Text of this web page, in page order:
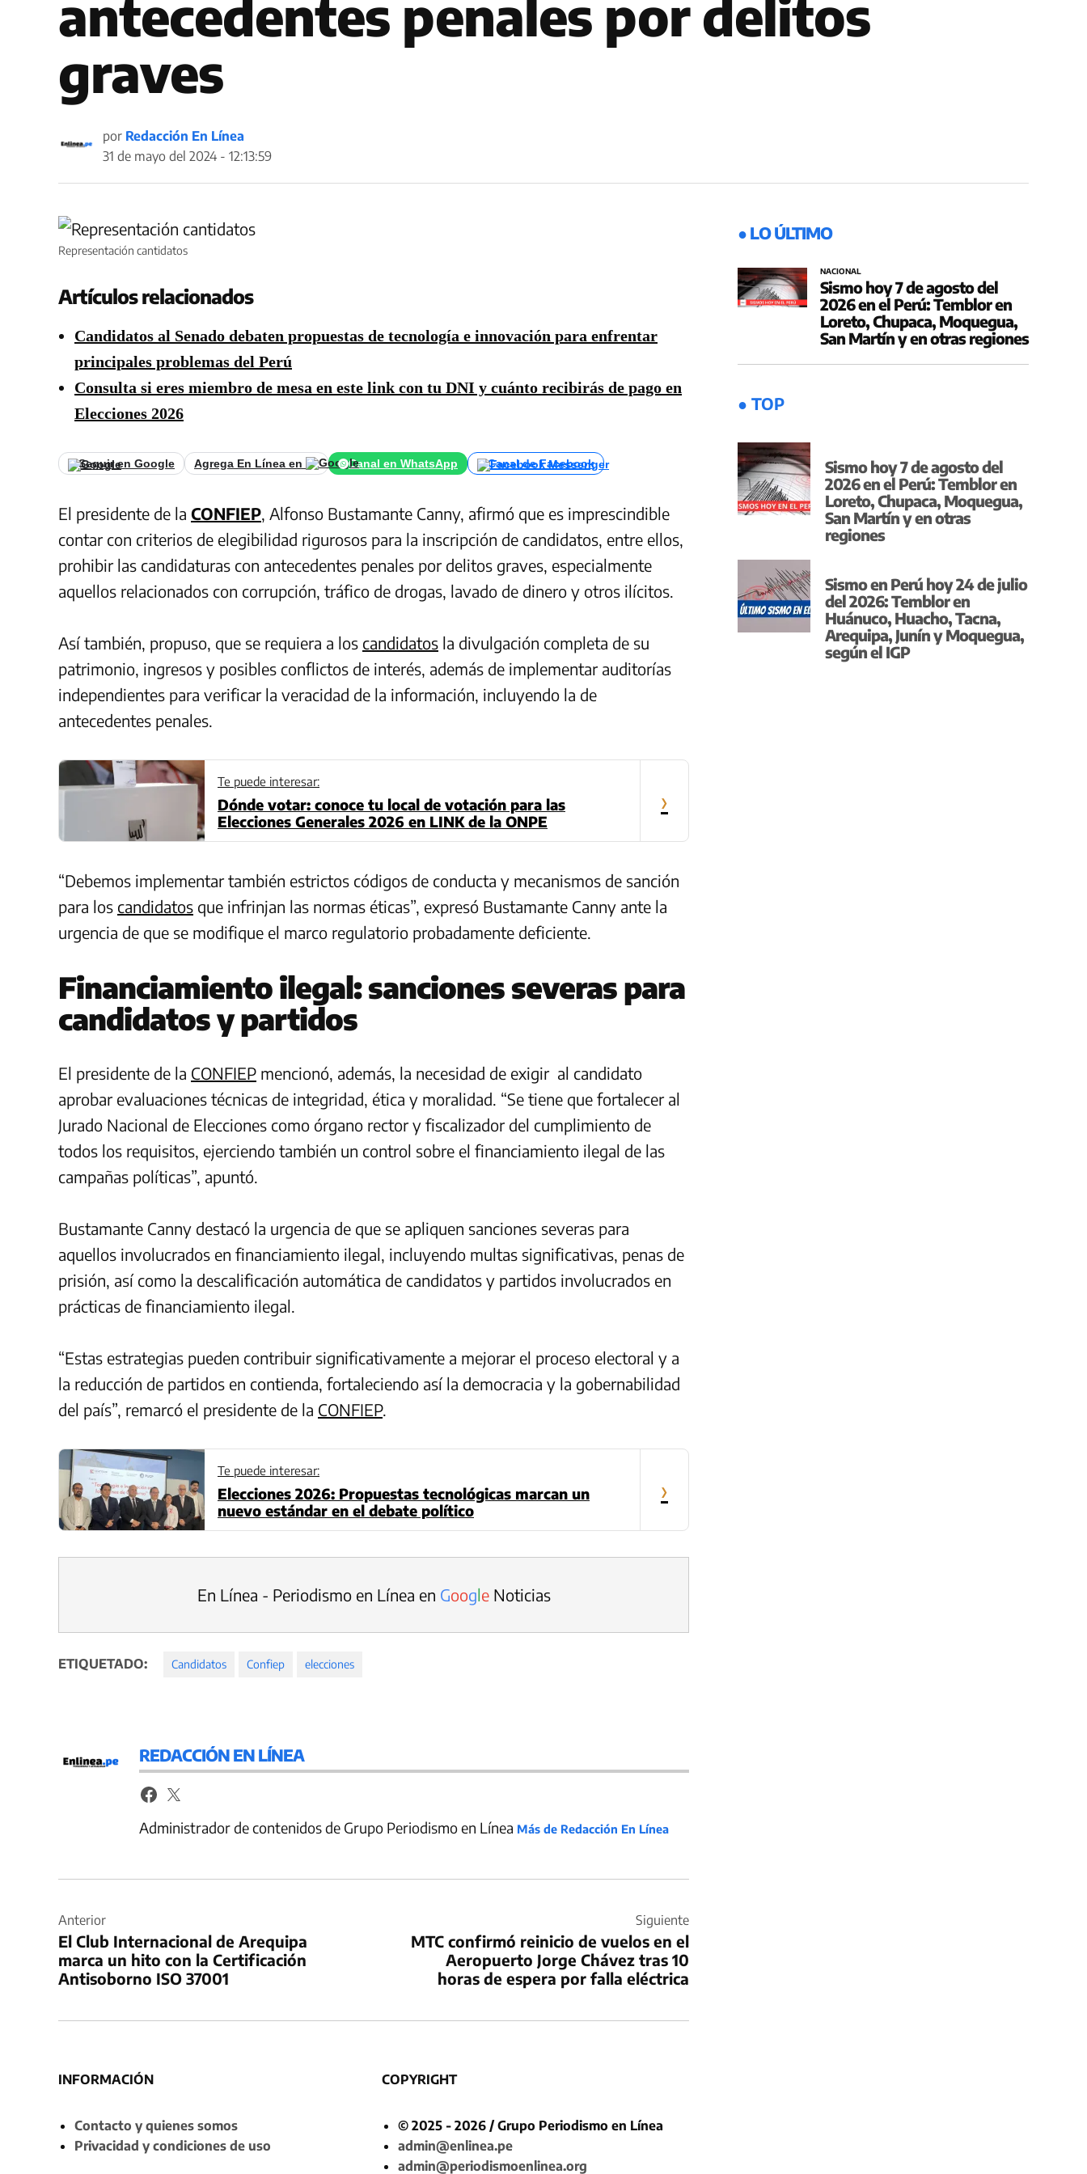
antecedentes penales por delitos
graves
por Redacción En Línea
31 de mayo del 2024 - 12:13:59
Representación cantidatos
Artículos relacionados
Candidatos al Senado debaten propuestas de tecnología e innovación para enfrentar
principales problemas del Perú
Consulta si eres miembro de mesa en este link con tu DNI y cuánto recibirás de pago en
Elecciones 2026
Seguir en Google Agrega En Línea en Canal en WhatsApp Canal de Facebook
El presidente de la CONFIEP, Alfonso Bustamante Canny, afirmó que es imprescindible
contar con criterios de elegibilidad rigurosos para la inscripción de candidatos, entre ellos,
prohibir las candidaturas con antecedentes penales por delitos graves, especialmente
aquellos relacionados con corrupción, tráfico de drogas, lavado de dinero y otros ilícitos.
Así también, propuso, que se requiera a los candidatos la divulgación completa de su
patrimonio, ingresos y posibles conflictos de interés, además de implementar auditorías
independientes para verificar la veracidad de la información, incluyendo la de
antecedentes penales.
Te puede interesar:
Dónde votar: conoce tu local de votación para las
Elecciones Generales 2026 en LINK de la ONPE
›
“Debemos implementar también estrictos códigos de conducta y mecanismos de sanción
para los candidatos que infrinjan las normas éticas”, expresó Bustamante Canny ante la
urgencia de que se modifique el marco regulatorio probadamente deficiente.
Financiamiento ilegal: sanciones severas para
candidatos y partidos
El presidente de la CONFIEP mencionó, además, la necesidad de exigir al candidato
aprobar evaluaciones técnicas de integridad, ética y moralidad. “Se tiene que fortalecer al
Jurado Nacional de Elecciones como órgano rector y fiscalizador del cumplimiento de
todos los requisitos, ejerciendo también un control sobre el financiamiento ilegal de las
campañas políticas”, apuntó.
Bustamante Canny destacó la urgencia de que se apliquen sanciones severas para
aquellos involucrados en financiamiento ilegal, incluyendo multas significativas, penas de
prisión, así como la descalificación automática de candidatos y partidos involucrados en
prácticas de financiamiento ilegal.
“Estas estrategias pueden contribuir significativamente a mejorar el proceso electoral y a
la reducción de partidos en contienda, fortaleciendo así la democracia y la gobernabilidad
del país”, remarcó el presidente de la CONFIEP.
Te puede interesar:
Elecciones 2026: Propuestas tecnológicas marcan un
nuevo estándar en el debate político
›
En Línea - Periodismo en Línea en GoogleNoticias
ETIQUETADO: Candidatos Confiep elecciones
REDACCIÓN EN LÍNEA
Administrador de contenidos de Grupo Periodismo en Línea Más de Redacción En Línea
de
entradas
Anterior
El Club Internacional de Arequipa
marca un hito con la Certificación
Antisoborno ISO 37001
Siguiente
MTC confirmó reinicio de vuelos en el
Aeropuerto Jorge Chávez tras 10
horas de espera por falla eléctrica
● LO ÚLTIMO
NACIONAL
Sismo hoy 7 de agosto del
2026 en el Perú: Temblor en
Loreto, Chupaca, Moquegua,
San Martín y en otras regiones
● TOP
Sismo hoy 7 de agosto del
2026 en el Perú: Temblor en
Loreto, Chupaca, Moquegua,
San Martín y en otras
regiones
Sismo en Perú hoy 24 de julio
del 2026: Temblor en
Huánuco, Huacho, Tacna,
Arequipa, Junín y Moquegua,
según el IGP
INFORMACIÓN
Contacto y quienes somos
Privacidad y condiciones de uso
COPYRIGHT
© 2025 - 2026 / Grupo Periodismo en Línea
admin@enlinea.pe
admin@periodismoenlinea.org